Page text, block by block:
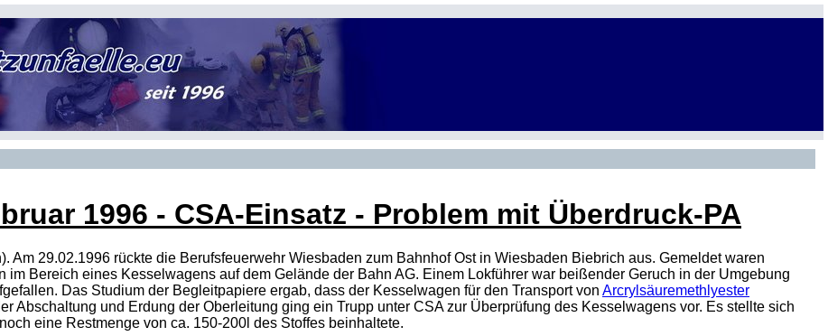
1996 - CSA-Einsatz - Problem mit Überdruck-PA
Am 29.02.1996 rückte die Berufsfeuerwehr Wiesbaden zum Bahnhof Ost in Wiesbaden Biebrich aus. Gemeldet waren
im Bereich eines Kesselwagens auf dem Gelände der Bahn AG. Einem Lokführer war beißender Geruch in der Umgebung
Das Studium der Begleitpapiere ergab, dass der Kesselwagen für den Transport von Arcrylsäuremethlyester
Abschaltung und Erdung der Oberleitung ging ein Trupp unter CSAzur Überprüfung des Kesselwagens vor. Es stellte sich
eine Restmenge von ca. 150-200l des Stoffes beinhaltete.